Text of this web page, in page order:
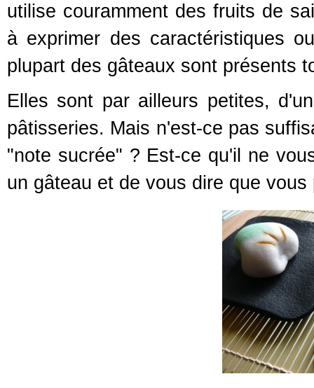
utilise couramment des fruits de
à exprimer des caractéristiques
plupart des gâteaux sont présents
Elles sont par ailleurs petites,
pâtisseries. Mais n'est-ce pas
"note sucrée" ? Est-ce qu'il ne
un gâteau et de vous dire que